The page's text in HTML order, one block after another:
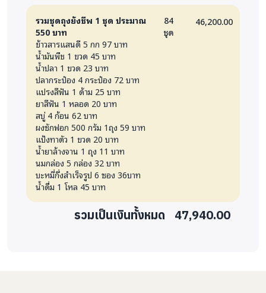
เพื่อผู้สูงอายุที่ถูกลืม” กล่าวได้ว่าเป็นการทำงานที่แสดง
ให้เห็นผลเชิงประจักษ์ว่า การเยี่ยมและช่วยเหลือผู้สูง
อายุยากไร้สามารถสร้างความเปลี่ยนแปลงทั้งด้านกาย
และใจได้อย่างมีนัยสำคัญ
เปราะบางของผู้สูงอายุ และยังปลุกพลังจิตอาสาใน
ชุมชนโคราชให้ตื่นตัวมากขึ้น โดยได้รับการช่วยเหลือ
จากการะดมทุนผ่านเทใจดอทคอม จำนวน 84 คน แบ่ง
เป็นผู้สูงอายุ 75 คน และผู้พิการ 9 คน นอกจากนั้นยังมี
ข้อเสนอแนะเพิ่มเติมคือ การเพิ่มความถี่การออกชุมชน
หรือการประสานกับผู้อาศัยใกล้เคียงกับผู้สูงอายุยากไร้
เป็นเป็นเครือข่ายในการช่วยดูแล การจัดอบรมผู้ดูแล
ในครอบครัว เพื่อให้การดูแลผู้สูงอายุยั่งยืน ไม่พึ่งพิง
อาสาสมัครเพียงอย่างเดียว และทำความร่วมมือกับโรง
พยาบาล/ศูนย์บริการสาธารณสุข เพื่อช่วยดูแลด้าน
รวมชุดถุงยังชีพ 1 ชุด ประมาณ
550 บาท
ข้าวสารแสนดี 5 กก 97 บาท
น้ำมันพืช 1 ขวด 45 บาท
น้ำปลา 1 ขวด 23 บาท
ปลากระป๋อง 4 กระป๋อง 72 บาท
แปรงสีฟัน 1 ด้าม 25 บาท
ยาสีฟัน 1 หลอด 20 บาท
สบู่ 4 ก้อน 62 บาท
ผงซักฟอก 500 กรัม 1ถุง 59 บาท
แป้งทาตัว 1 ขวด 20 บาท
น้ำยาล้างจาน 1 ถุง 11 บาท
นมกล่อง 5 กล่อง 32 บาท
บะหมี่กึ่งสำเร็จรูป 6 ซอง 36บาท
น้ำดื่ม 1 โหล 45 บาท
84
ชุด
46,200.00
รวมเป็นเงินทั้งหมด 47,940.00